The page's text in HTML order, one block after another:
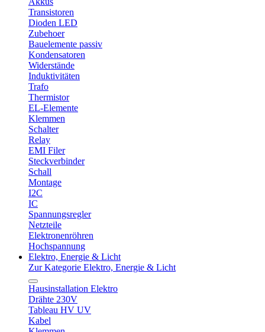
Transistoren
Dioden LED
Zubehoer
Bauelemente passiv
Kondensatoren
Widerstände
Induktivitäten
Trafo
Thermistor
EL-Elemente
Klemmen
Schalter
Relay
EMI Filer
Steckverbinder
Schall
Montage
I2C
IC
Spannungsregler
Netzteile
Elektronenröhren
Hochspannung
Elektro, Energie & Licht
Zur Kategorie Elektro, Energie & Licht
Hausinstallation Elektro
Drähte 230V
Tableau HV UV
Kabel